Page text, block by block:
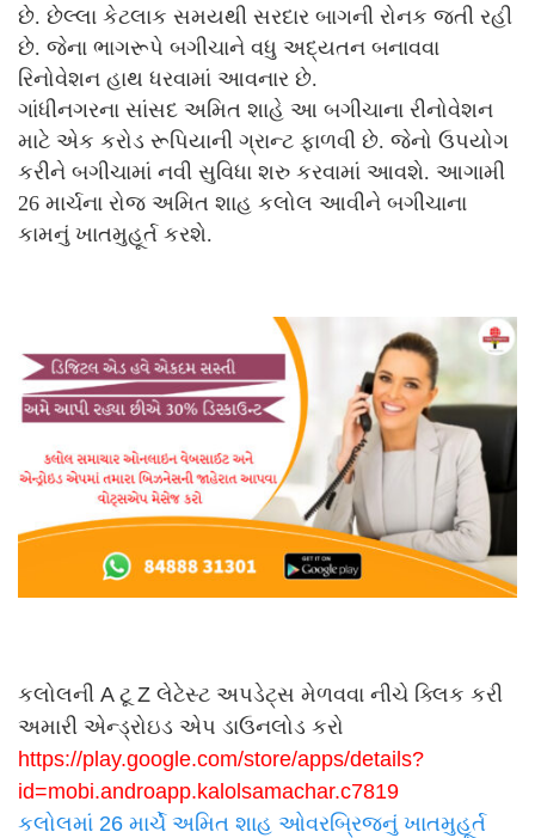
છે. છેલ્લા કેટલાક સમયથી સરદાર બાગની રોનક જતી રહી
છે. જેના ભાગરૂપે બગીચાને વધુ અદ્યતન બનાવવા
રિનોવેશન હાથ ધરવામાં આવનાર છે.
ગાંધીનગરના સાંસદ અમિત શાહે આ બગીચાના રીનોવેશન
માટે એક કરોડ રૂપિયાની ગ્રાન્ટ ફાળવી છે. જેનો ઉપયોગ
કરીને બગીચામાં નવી સુવિધા શરુ કરવામાં આવશે. આગામી
26 માર્ચના રોજ અમિત શાહ કલોલ આવીને બગીચાના
કામનું ખાતમુહૂર્ત કરશે.
કલોલની A ટૂ Z લેટેસ્ટ અપડેટ્સ મેળવવા નીચે ક્લિક કરી
અમારી એન્ડ્રોઇડ એપ ડાઉનલોડ કરો
https://play.google.com/store/apps/details?
id=mobi.androapp.kalolsamachar.c7819
કલોલમાં 26 માર્ચે અમિત શાહ ઓવરબ્રિજનું ખાતમુહૂર્ત